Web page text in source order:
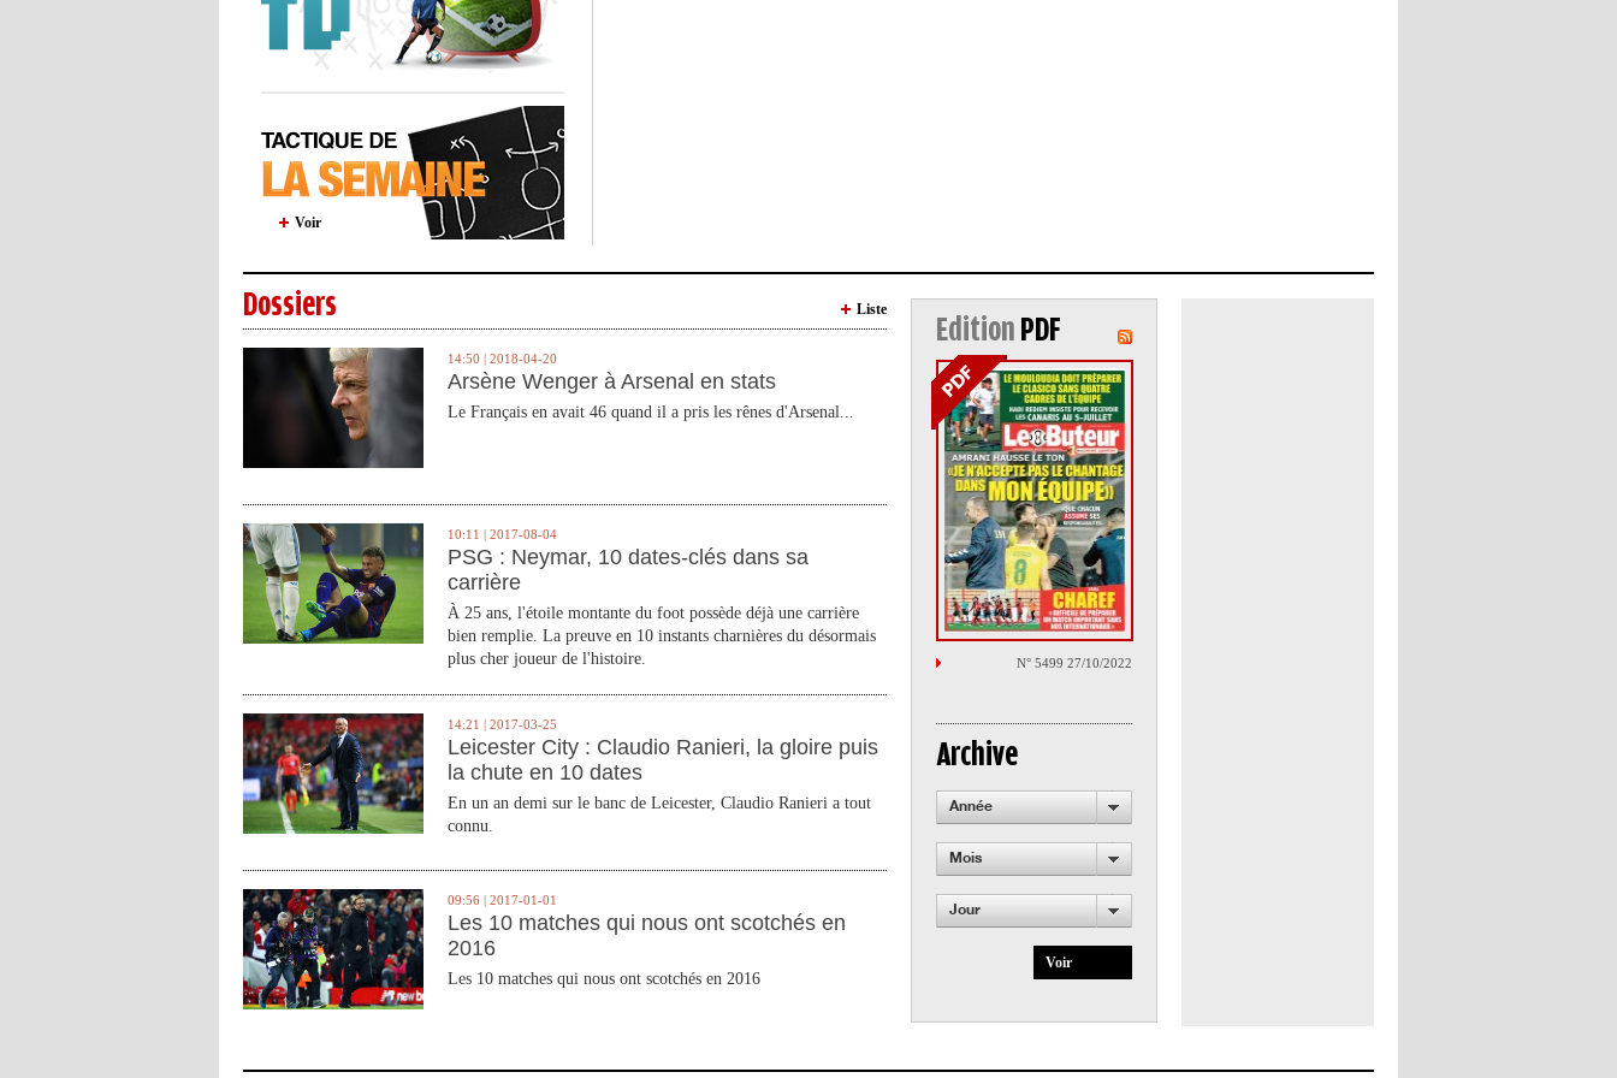
Voir
Dossiers Liste
14:50 | 2018-04-20
Arsène Wenger à Arsenal en stats
Le Français en avait 46 quand il a pris les rênes d'Arsenal...
10:11 | 2017-08-04
PSG : Neymar, 10 dates-clés dans sa
carrière
À 25 ans, l'étoile montante du foot possède déjà une carrière
bien remplie. La preuve en 10 instants charnières du désormais
plus cher joueur de l'histoire.
14:21 | 2017-03-25
Leicester City : Claudio Ranieri, la gloire puis
la chute en 10 dates
En un an demi sur le banc de Leicester, Claudio Ranieri a tout
connu.
09:56 | 2017-01-01
Les 10 matches qui nous ont scotchés en
2016
Les 10 matches qui nous ont scotchés en 2016
Edition PDF
N° 5499 27/10/2022
Archive
Année
Mois
Jour
Voir